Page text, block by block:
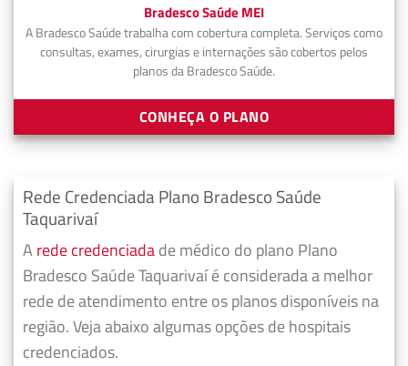
Bradesco Saúde MEI
A Bradesco Saúde trabalha com cobertura completa. Serviços como
consultas, exames, cirurgias e internações são cobertos pelos
planos da Bradesco Saúde.
CONHEÇA O PLANO
Rede Credenciada Plano Bradesco Saúde
Taquarivaí
A rede credenciadade médico do plano Plano
Bradesco Saúde Taquarivaí é considerada a melhor
rede de atendimento entre os planos disponíveis na
região. Veja abaixo algumas opções de hospitais
credenciados.